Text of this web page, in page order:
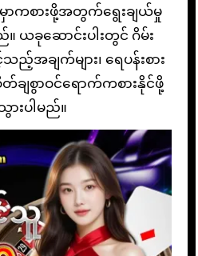
ာကစားဖို့အတွက်ရွေးချယ်မှု
ခုဆောင်းပါးတွင် ဂိမ်း
ချက်များ၊ ရေပန်းစား
တ်ချစွာဝင်ရောက်ကစားနိုင်ဖို့
ားပါမည်။